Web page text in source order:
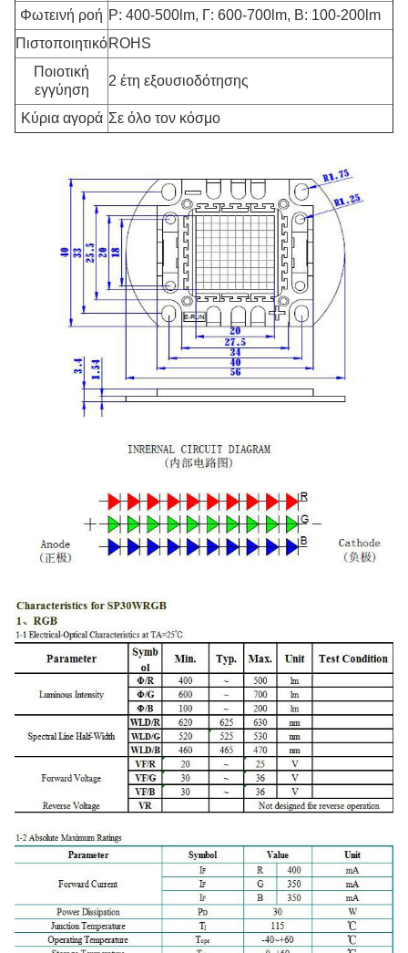
Φωτεινή ροή Ρ: 400-500lm, Γ: 600-700lm, Β: 100-200lm
ΠιστοποιητικόROHS
Ποιοτική
εγγύηση
2 έτη εξουσιοδότησης
Κύρια αγορά Σε όλο τον κόσμο